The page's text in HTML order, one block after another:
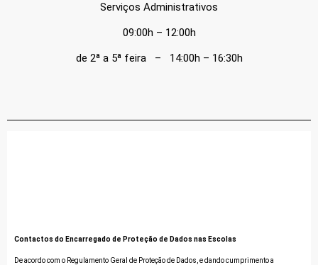
Serviços Administrativos
09:00h – 12:00h
de 2ª a 5ª feira – 14:00h – 16:30h
Contactos do Encarregado de Proteção de Dados nas Escolas
De acordo com o Regulamento Geral de Proteção de Dados, e dando cumprimento a